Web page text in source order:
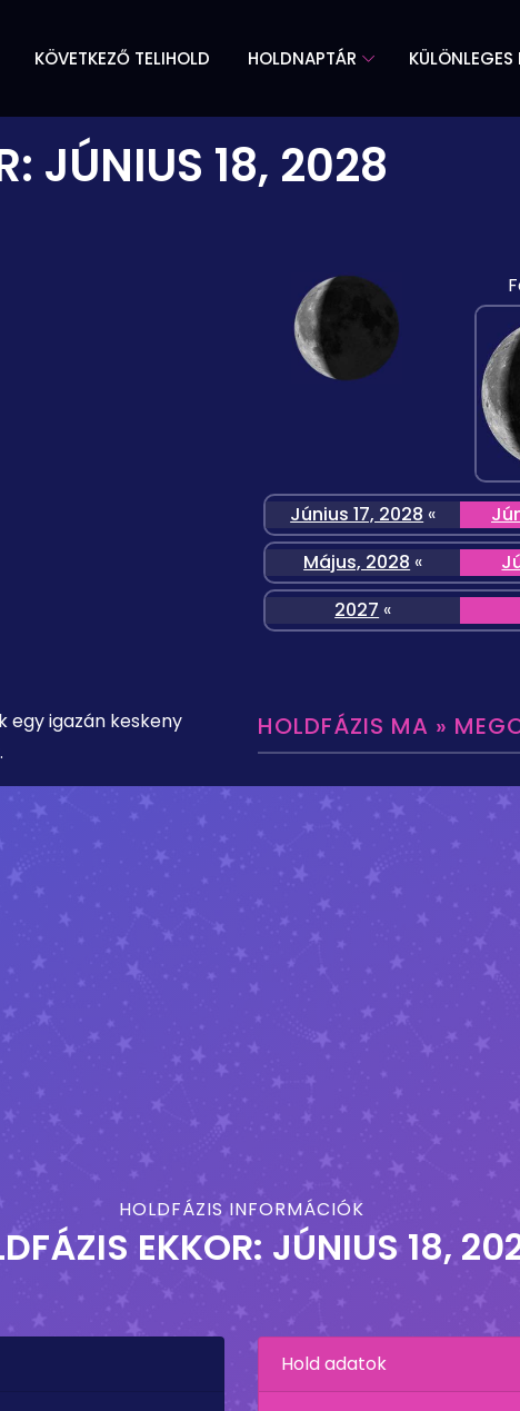
KÖVETKEZŐ TELIHOLD HOLDNAPTÁR
JÚNIUS 18, 2028
Június 17, 2028 «
Május, 2028 «
2027 «
egy igazán keskeny
HOLDFÁZIS MA »
HOLDFÁZIS INFORMÁCIÓK
EKKOR: JÚNIUS 18,
Hold adatok